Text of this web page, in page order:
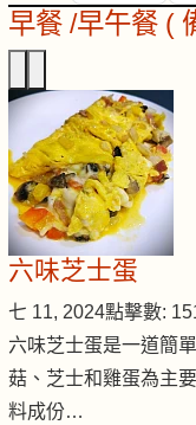
早餐 /早午餐 (
六味芝士蛋
七 11, 2024點擊數:
六味芝士蛋是一道簡
菇、芝士和雞蛋為主
料成份…